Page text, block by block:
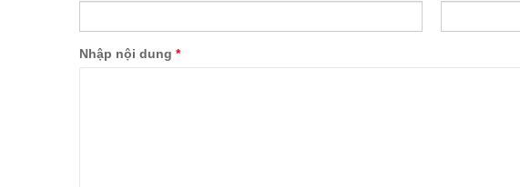
Nhập nội dung *